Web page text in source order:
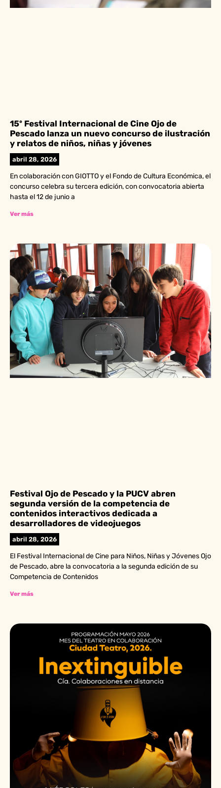
15º Festival Internacional de Cine Ojo de
Pescado lanza un nuevo concurso de ilustración
y relatos de niños, niñas y jóvenes
abril 28, 2026
En colaboración con GIOTTO y el Fondo de Cultura Económica, el
concurso celebra su tercera edición, con convocatoria abierta
hasta el 12 de junio a
Ver más
Festival Ojo de Pescado y la PUCV abren
segunda versión de la competencia de
contenidos interactivos dedicada a
desarrolladores de videojuegos
abril 28, 2026
El Festival Internacional de Cine para Niños, Niñas y Jóvenes Ojo
de Pescado, abre la convocatoria a la segunda edición de su
Competencia de Contenidos
Ver más